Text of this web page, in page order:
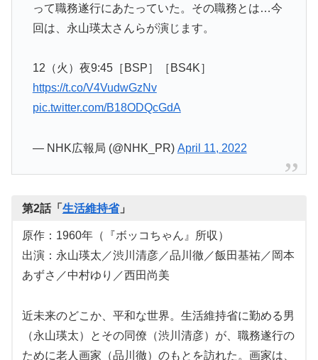
って職務遂行にあたっていた。その職務とは…今
回は、永山瑛太さんらが演じます。
12（火）夜9:45［BSP］［BS4K］
https://t.co/V4VudwGzNv
pic.twitter.com/B18ODQcGdA
— NHK広報局 (@NHK_PR) April 11, 2022
第2話「 生活維持省」
原作：1960年（『ボッコちゃん』所収）
出演：永山瑛太／渋川清彦／品川徹／飯田基祐／岡本
あずさ／中村ゆり／西田尚美
近未来のどこか、平和な世界。生活維持省に勤める男
（永山瑛太）とその同僚（渋川清彦）が、職務遂行の
ために老人画家（品川徹）のもとを訪れた。画家は、